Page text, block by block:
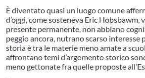
È diventato quasi un luogo comune
d’oggi, come sosteneva Eric Hobsbawm,
presente permanente, non abbiano
peggio ancora, nutrano scarso interesse
storia è tra le materie meno amate a
affrontano temi d’argomento storico
meno gettonate fra quelle proposte